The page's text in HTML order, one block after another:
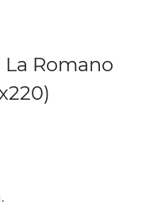
La Romano